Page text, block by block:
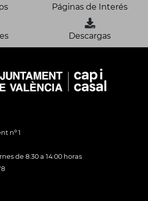
Páginas de Interés
Descargas
nº 1
de 8:30 a 14:00 horas